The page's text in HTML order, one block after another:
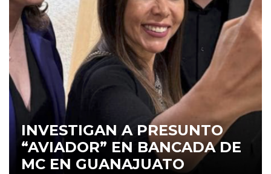
INVESTIGAN A PRESUNTO
“AVIADOR” EN BANCADA DE
MC EN GUANAJUATO